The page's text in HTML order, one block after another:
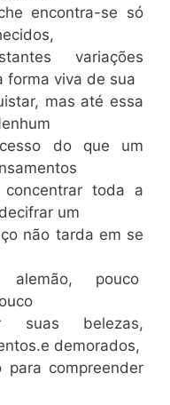
encontra-se só
variações
forma viva de sua
mas até essa
do que um
toda a
um
não tarda em se
pouco
suas belezas,
demorados,
para compreender